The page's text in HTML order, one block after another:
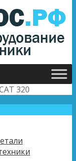
320